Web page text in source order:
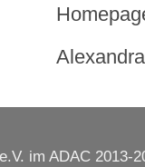
im ADAC 2013-